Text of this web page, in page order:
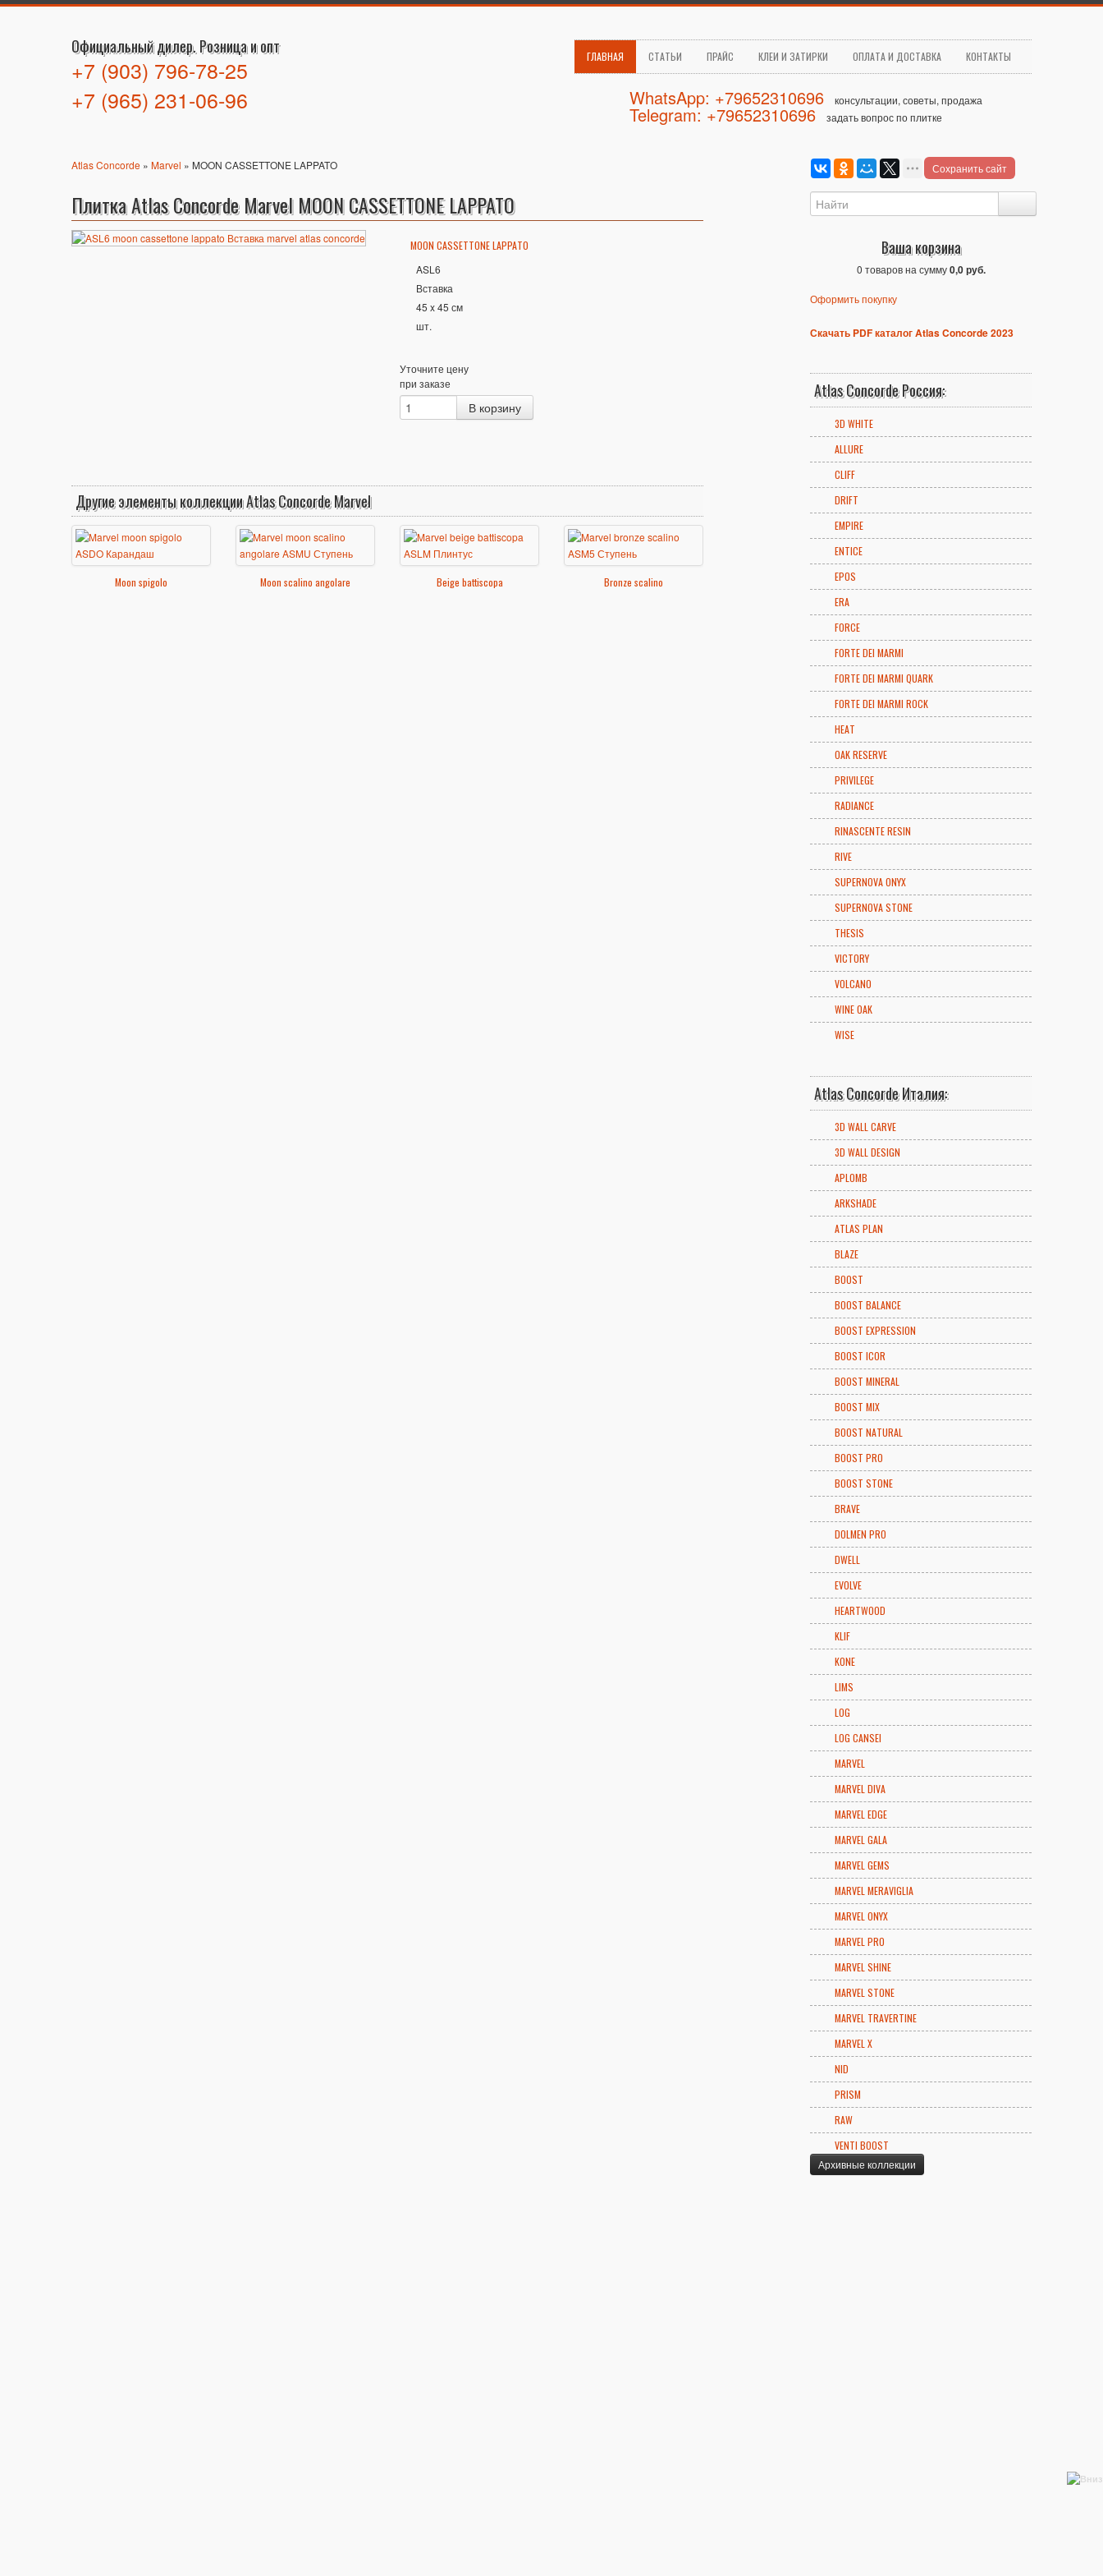
Официальный дилер. Розница и опт
+7 (903) 796-78-25
+7 (965) 231-06-96
ГЛАВНАЯ СТАТЬИ ПРАЙС КЛЕИ И ЗАТИРКИ ОПЛАТА И ДОСТАВКА КОНТАКТЫ
WhatsApp: +79652310696 консультации, советы, продажа
Telegram: +79652310696 задать вопрос по плитке
Atlas Concorde » Marvel » MOON CASSETTONE LAPPATO
Плитка Atlas Concorde Marvel MOON CASSETTONE LAPPATO
MOON CASSETTONE LAPPATO
ASL6
Вставка
45 x 45 см
шт.
Уточните цену
при заказе
Другие элементы коллекции Atlas Concorde Marvel
Moon spigolo Moon scalino angolare Beige battiscopa Bronze scalino
Сохранить сайт
Ваша корзина
0 товаров на сумму0,0 руб.
Оформить покупку
Скачать PDF каталог Atlas Concorde 2023
Atlas Concorde Россия:
3D WHITE
ALLURE
CLIFF
DRIFT
EMPIRE
ENTICE
EPOS
ERA
FORCE
FORTE DEI MARMI
FORTE DEI MARMI QUARK
FORTE DEI MARMI ROCK
HEAT
OAK RESERVE
PRIVILEGE
RADIANCE
RINASCENTE RESIN
RIVE
SUPERNOVA ONYX
SUPERNOVA STONE
THESIS
VICTORY
VOLCANO
WINE OAK
WISE
Atlas Concorde Италия:
3D WALL CARVE
3D WALL DESIGN
APLOMB
ARKSHADE
ATLAS PLAN
BLAZE
BOOST
BOOST BALANCE
BOOST EXPRESSION
BOOST ICOR
BOOST MINERAL
BOOST MIX
BOOST NATURAL
BOOST PRO
BOOST STONE
BRAVE
DOLMEN PRO
DWELL
EVOLVE
HEARTWOOD
KLIF
KONE
LIMS
LOG
LOG CANSEI
MARVEL
MARVEL DIVA
MARVEL EDGE
MARVEL GALA
MARVEL GEMS
MARVEL MERAVIGLIA
MARVEL ONYX
MARVEL PRO
MARVEL SHINE
MARVEL STONE
MARVEL TRAVERTINE
MARVEL X
NID
PRISM
RAW
VENTI BOOST
Архивные коллекции